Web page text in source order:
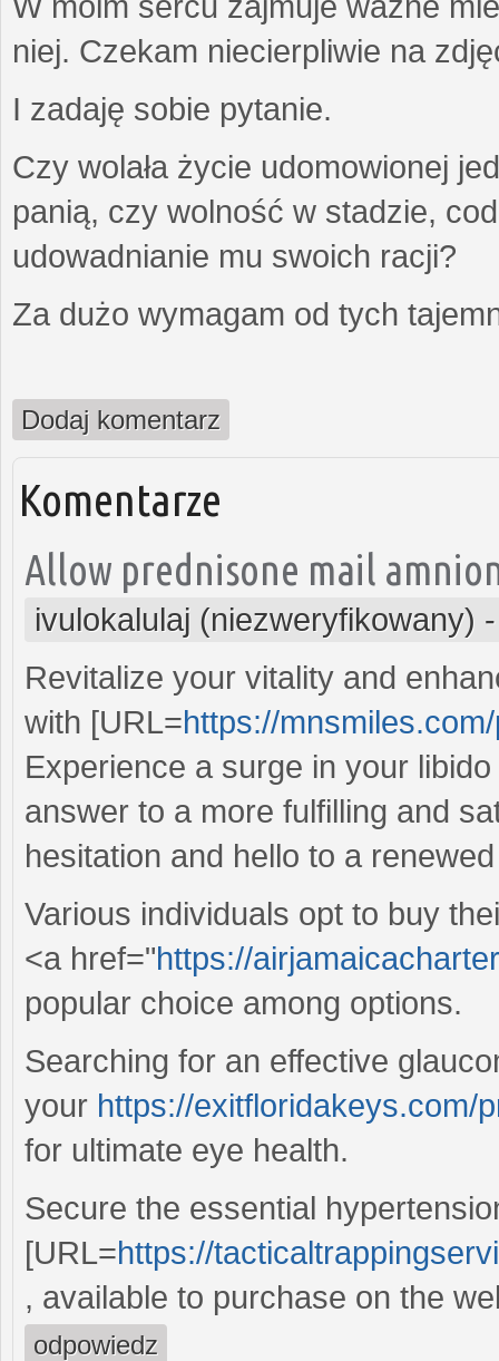
niej. Czekam niecierpliwie na
I zadaję sobie pytanie.
Czy wolała życie udomowionej
panią, czy wolność w stadzie,
udowadnianie mu swoich racji?
Za dużo wymagam od tych
Dodaj komentarz
Komentarze
Allow prednisone mail
ivulokalulaj (niezweryfikowany)
Revitalize your vitality and
with [URL=https://
Experience a surge in your
answer to a more fulfilling and
hesitation and hello to a
Various individuals opt to buy
<a href="https://
popular choice among options.
Searching for an effective
your https://exitfloridakeys.com/
for ultimate eye health.
Secure the essential
[URL=https://
, available to purchase on the
odpowiedz